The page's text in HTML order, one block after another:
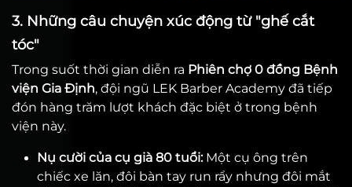
3. Những câu chuyện xúc động từ "ghế cắt
tóc"
Trong suốt thời gian diễn ra Phiên chợ 0 đồng Bệnh
viện Gia Định, đội ngũ LEK Barber Academy đã tiếp
đón hàng trăm lượt khách đặc biệt ở trong bệnh
viện này.
Nụ cười của cụ già 80 tuổi:Một cụ ông trên
chiếc xe lăn, đôi bàn tay run rẩy nhưng đôi mắt